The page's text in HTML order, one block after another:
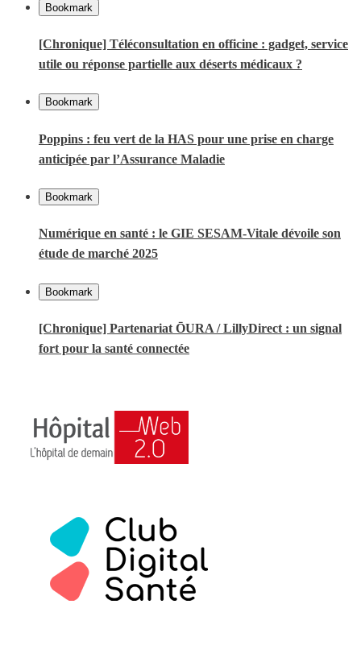
Bookmark
[Chronique] Téléconsultation en officine : gadget, service
utile ou réponse partielle aux déserts médicaux ?
Bookmark
Poppins : feu vert de la HAS pour une prise en charge
anticipée par l’Assurance Maladie
Bookmark
Numérique en santé : le GIE SESAM-Vitale dévoile son
étude de marché 2025
Bookmark
[Chronique] Partenariat ŌURA / LillyDirect : un signal
fort pour la santé connectée